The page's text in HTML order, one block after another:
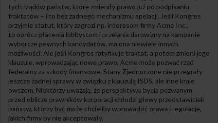
tych rządów państw, które zmieniły prawo już po podpisaniu
traktatów – i to bez żadnego mechanizmu apelacji. Jeśli Kongres
przyjmie statut, który zagrozi np. interesom firmy Acme Inc.,
to oprócz płacenia lobbystom i przelania darowizny na kampanie
wyborcze pewnych kandydatów, ma ona niewiele innych
możliwości. Ale jeśli Kongres ratyfikuje traktat, a potem zmieni jego
klauzule, wprowadzając nowe prawo, Acme może pozwać rząd
federalny za szkody finansowe. Stany Zjednoczone nie przegrały
jeszcze żadnej sprawy w związku z klauzulą ISDS, ale inne kraje
owszem. Niektórzy uważają, że perspektywa bycia pozwanym
przed oblicze prawników korporacji chłodzi głowy przedstawicieli
państw, którzy być może chcieliby wprowadzić prawa i regulacje,
jakich firmy by nie akceptowały.